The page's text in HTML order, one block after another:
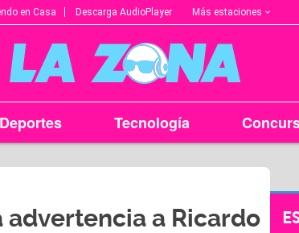
en Casa Descarga AudioPlayer Más estaciones
Deportes Tecnología
advertencia a Ricardo